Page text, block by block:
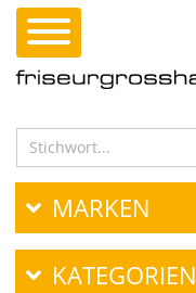
MARKEN
KATEGORIEN